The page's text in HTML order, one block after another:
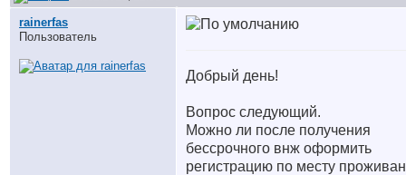
rainerfas
Пользователь
Добрый день!
Вопрос следующий.
Можно ли после получения
бессрочного внж оформить
регистрацию по месту